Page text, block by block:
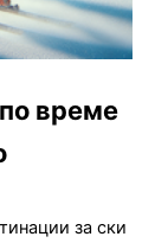
време
за ски